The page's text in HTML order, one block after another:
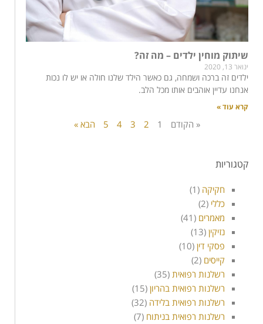
שיתוק מוחין ילדים – מה זה?
ינואר 13, 2020
ילדים זה ברכה ושמחה, גם כאשר הילד שלנו חולה או יש לו נכות
אנחנו עדיין אוהבים אותו מכל הלב.
קרא עוד »
« הקודם 1
2
3
4
5 הבא »
קטגוריות
חקיקה (1)
כללי (2)
מאמרים (41)
נזיקין (13)
פסקי דין (10)
קייסים (2)
רשלנות רפואית (35)
רשלנות רפואית בהריון (15)
רשלנות רפואית בלידה (32)
רשלנות רפואית בניתוח (7)